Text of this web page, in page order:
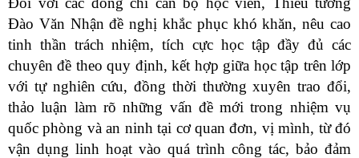
Đào Văn Nhận đề nghị khắc phục khó khăn, nêu cao
tinh thần trách nhiệm, tích cực học tập đầy đủ các
chuyên đề theo quy định, kết hợp giữa học tập trên lớp
với tự nghiên cứu, đồng thời thường xuyên trao đổi,
thảo luận làm rõ những vấn đề mới trong nhiệm vụ
quốc phòng và an ninh tại cơ quan đơn, vị mình, từ đó
vận dụng linh hoạt vào quá trình công tác, bảo đảm